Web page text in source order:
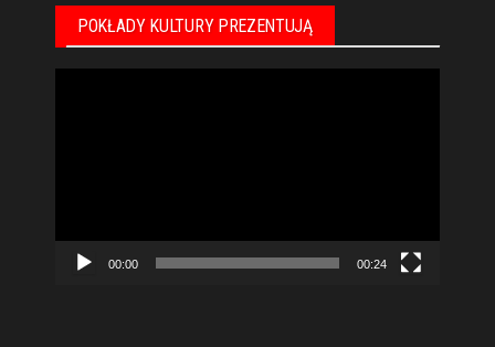
POKŁADY KULTURY PREZENTUJĄ
00:00 00:24